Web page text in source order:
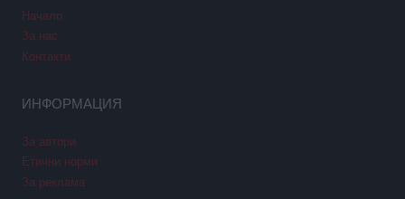
Начало
За нас
Контакти
ИНФОРМАЦИЯ
За автори
Етични норми
За реклама